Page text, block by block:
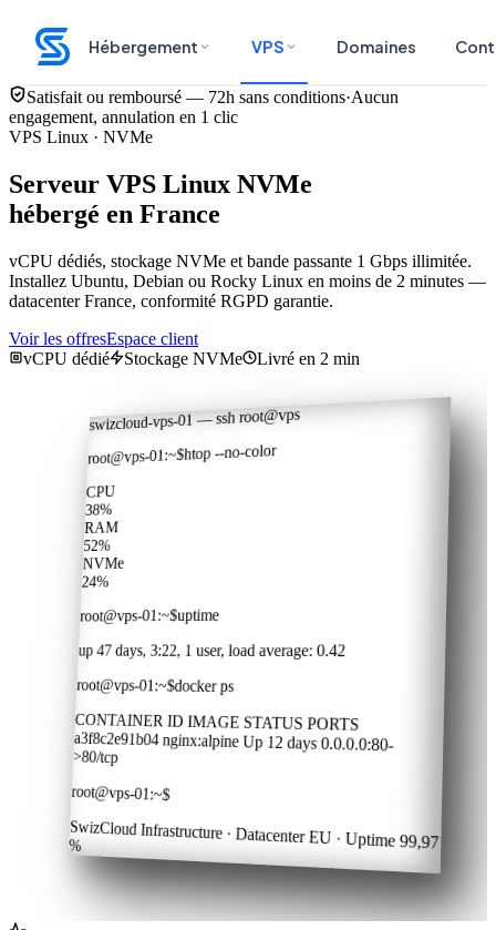
Hébergement VPS Domaines
Satisfait ou remboursé — 72h sans conditions·Aucun
engagement, annulation en 1 clic
VPS Linux · NVMe
Serveur VPS Linux NVMe
hébergé en France
vCPU dédiés, stockage NVMe et bande passante 1 Gbps illimitée.
Installez Ubuntu, Debian ou Rocky Linux en moins de 2 minutes —
datacenter France, conformité RGPD garantie.
Voir les offresEspace client
vCPU dédié
Stockage NVMe Livré en 2 min
swizcloud-vps-01 — ssh root@vps
root@vps-01:~$htop --no-color
CPU
38%
RAM
52%
NVMe
24%
root@vps-01:~$uptime
up 47 days, 3:22, 1 user, load average: 0.42
root@vps-01:~$docker ps
CONTAINER ID IMAGE STATUS PORTS
a3f8c2e91b04 nginx:alpine Up 12 days 0.0.0.0:80-
>80/tcp
root@vps-01:~$
SwizCloud Infrastructure · Datacenter EU · Uptime 99,97
%